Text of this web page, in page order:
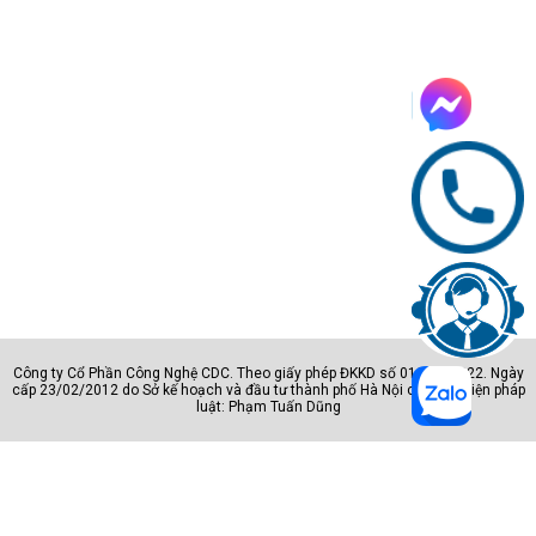
https://www.facebook.com/maytinhcdc.vn/
Công ty Cổ Phần Công Nghệ CDC. Theo giấy phép ĐKKD số 0105801222. Ngày
cấp 23/02/2012 do Sở kế hoạch và đầu tư thành phố Hà Nội cấp. Đại diện pháp
luật: Phạm Tuấn Dũng